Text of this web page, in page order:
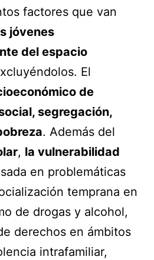
factores que van
jóvenes
del espacio
El
de
segregación,
. Además del
, la vulnerabilidad
en problemáticas
temprana en
de drogas y alcohol,
derechos en ámbitos
intrafamiliar,